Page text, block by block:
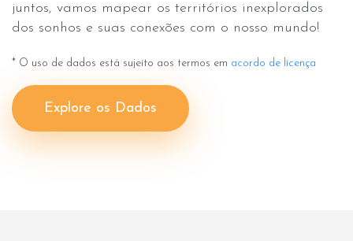
juntos, vamos mapear os territórios inexplorados
dos sonhos e suas conexões com o nosso mundo!
* O uso de dados está sujeito aos termos em acordo de licença
Explore os Dados